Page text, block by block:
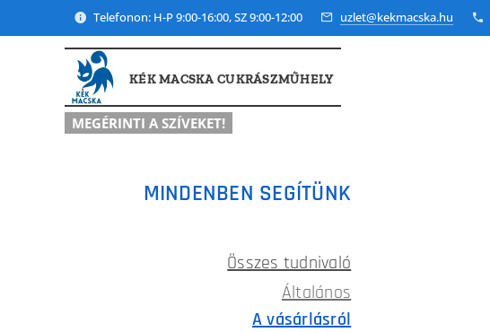
Telefonon: H-P 9:00-16:00, SZ 9:00-12:00 uzlet@kekmacska.hu
KÉK MACSKA CUKRÁSZMŰHELY
MEGÉRINTI A SZÍVEKET!
MINDENBEN SEGÍTÜNK
Összes tudnivaló
Általános
A vásárlásról